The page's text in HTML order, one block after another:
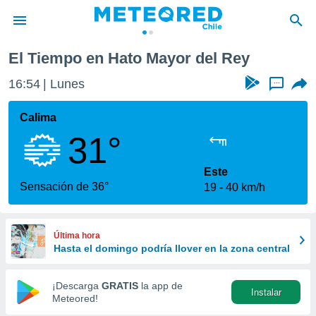
de
por
que se
calidad.
a este
las
y
forma
digital
basada
El Tiempo en Hato Mayor del Rey
16:54 Lunes ...
Calima
31°
Sensación de 36°
Este
19
40 km/h
Última hora
Hasta el domingo podría llover en la zona central
¡Descarga GRATIS la app de
Meteored!
Instalar